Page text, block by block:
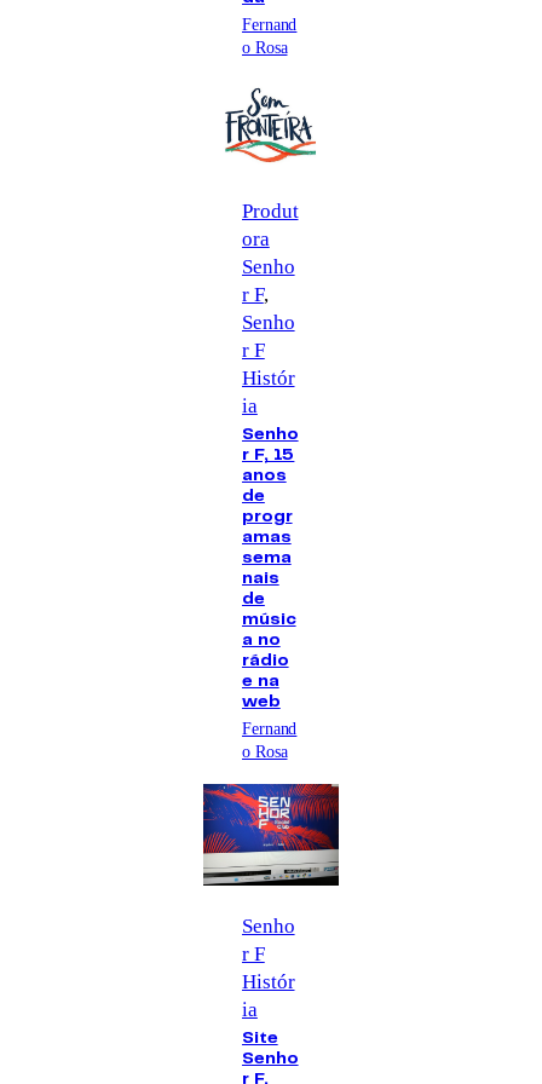
Fernand
o Rosa
Produt
ora
Senho
r F ,
Senho
r F
Histór
ia
Senho
r F, 15
anos
de
progr
amas
sema
nais
de
músic
a no
rádio
e na
web
Fernand
o Rosa
Senho
r F
Histór
ia
Site
Senho
r F,